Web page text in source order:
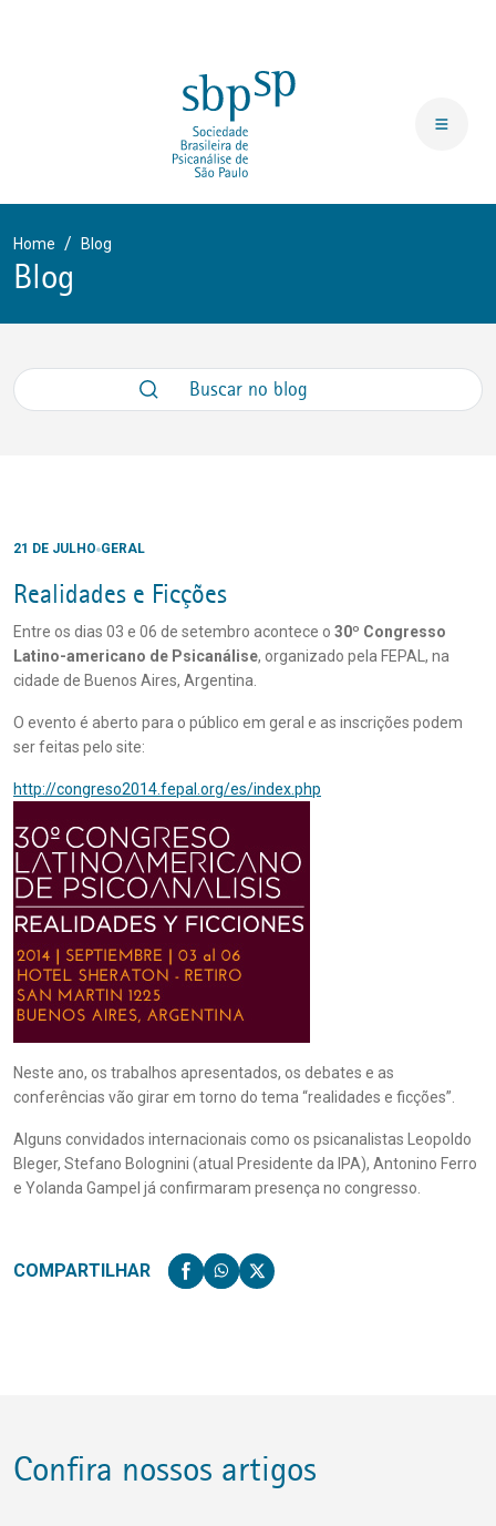
Home Blog
Blog
21 DE JULHO GERAL
Realidades e Ficções
Entre os dias 03 e 06 de setembro acontece o 30º Congresso
Latino-americano de Psicanálise, organizado pela FEPAL, na
cidade de Buenos Aires, Argentina.
O evento é aberto para o público em geral e as inscrições podem
ser feitas pelo site:
http://congreso2014.fepal.org/es/index.php
Neste ano, os trabalhos apresentados, os debates e as
conferências vão girar em torno do tema “realidades e ficções”.
Alguns convidados internacionais como os psicanalistas Leopoldo
Bleger, Stefano Bolognini (atual Presidente da IPA), Antonino Ferro
e Yolanda Gampel já confirmaram presença no congresso.
COMPARTILHAR
Confira nossos artigos